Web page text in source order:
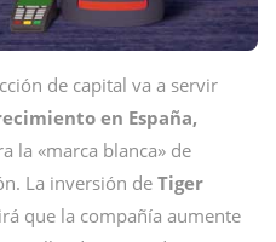
de capital va a servir
en España,
la «marca blanca» de
La inversión de Tiger
que la compañía aumente